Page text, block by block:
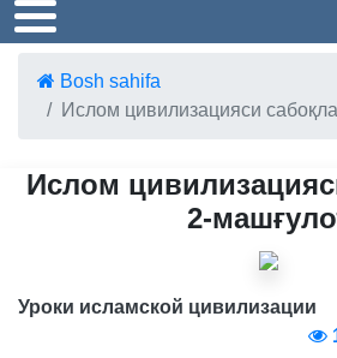
Bosh sahifa
Ислом цивилизацияси
Ислом
2-
Уроки исламской цивилизации